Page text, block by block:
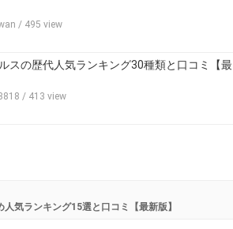
/ 495 view
スの歴代人気ランキング30種類と口コミ【最
/ 413 view
気ランキング15選と口コミ【最新版】